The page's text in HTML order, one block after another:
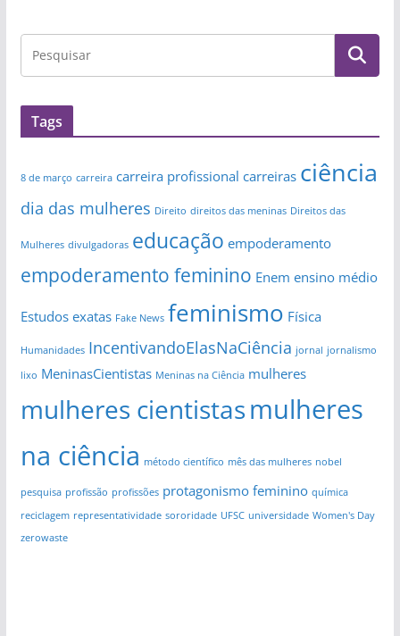
Tags
8 de março carreira carreira profissional carreiras ciência
dia das mulheres Direito direitos das meninas Direitos das
Mulheres divulgadoras educação empoderamento
empoderamento feminino Enem ensino médio
Estudos exatas Fake News feminismo Física
Humanidades IncentivandoElasNaCiência jornal jornalismo
lixo MeninasCientistas Meninas na Ciência mulheres
mulheres cientistasmulheres
na ciência método científico mês das mulheres nobel
pesquisa profissão profissões protagonismo feminino química
reciclagem representatividade sororidade UFSC universidade Women's Day
zerowaste